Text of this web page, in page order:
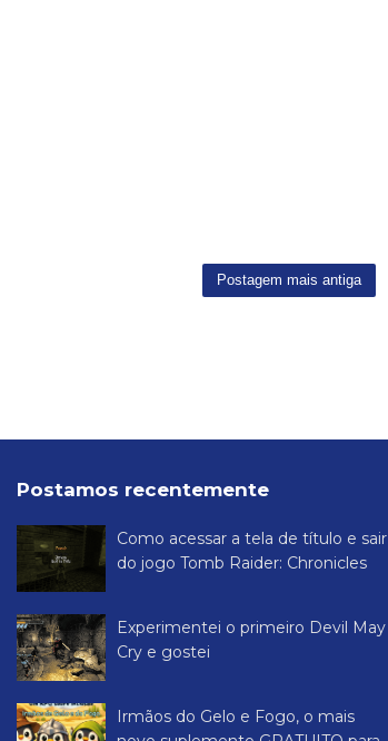
Postagem mais antiga
Postamos recentemente
Como acessar a tela de título e sair
do jogo Tomb Raider: Chronicles
Experimentei o primeiro Devil May
Cry e gostei
Irmãos do Gelo e Fogo, o mais